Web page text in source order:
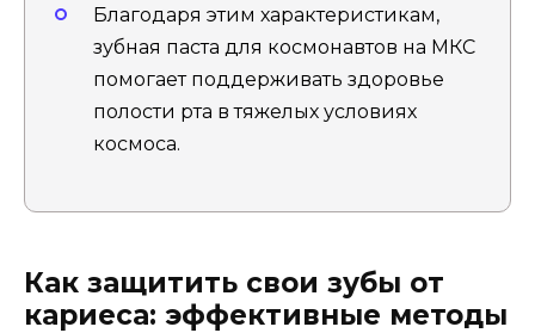
Благодаря этим характеристикам,
зубная паста для космонавтов на МКС
помогает поддерживать здоровье
полости рта в тяжелых условиях
космоса.
Как защитить свои зубы от
кариеса: эффективные методы